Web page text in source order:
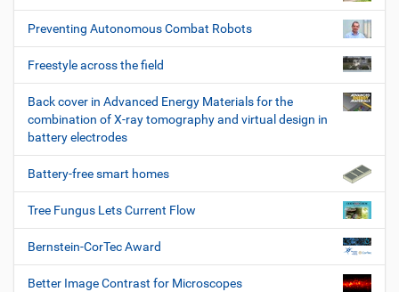
Preventing Autonomous Combat Robots
Freestyle across the field
Back cover in Advanced Energy Materials for the
combination of X-ray tomography and virtual design in
battery electrodes
Battery-free smart homes
Tree Fungus Lets Current Flow
Bernstein-CorTec Award
Better Image Contrast for Microscopes